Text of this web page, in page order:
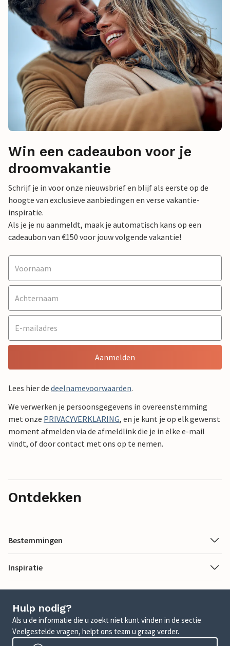
Win een cadeaubon voor je
droomvakantie
Schrijf je in voor onze nieuwsbrief en blijf als eerste op de
hoogte van exclusieve aanbiedingen en verse vakantie-
inspiratie.
Als je je nu aanmeldt, maak je automatisch kans op een
cadeaubon van €150 voor jouw volgende vakantie!
Aanmelden
Lees hier de deelnamevoorwaarden.
We verwerken je persoonsgegevens in overeenstemming
met onze PRIVACYVERKLARING, en je kunt je op elk gewenst
moment afmelden via de afmeldlink die je in elke e-mail
vindt, of door contact met ons op te nemen.
Ontdekken
Bestemmingen
Inspiratie
Hulp nodig?
Als u de informatie die u zoekt niet kunt vinden in de sectie
Veelgestelde vragen, helpt ons team u graag verder.